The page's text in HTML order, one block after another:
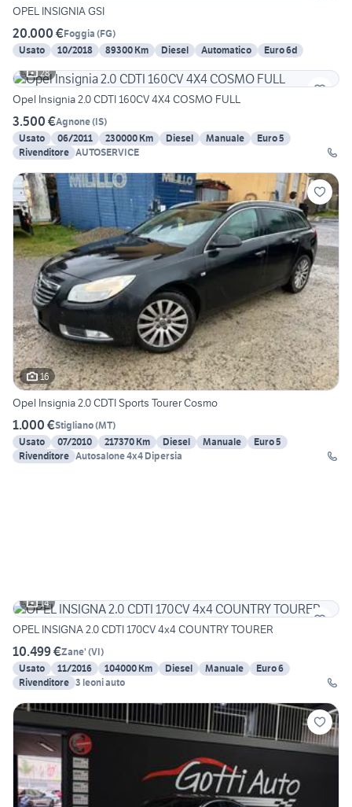
OPEL INSIGNIA GSI
20.000 €Foggia (FG)
Usato
10/2018 89300 Km Diesel Automatico
Euro 6d
28
Opel Insignia 2.0 CDTI 160CV 4X4 COSMO FULL
3.500 €Agnone(IS)
Usato
06/2011 230000 Km Diesel Manuale
Euro 5
Rivenditore AUTOSERVICE
16
Opel Insignia 2.0 CDTI Sports Tourer Cosmo
1.000 €Stigliano(MT)
Usato
07/2010 217370 Km Diesel Manuale
Euro 5
Rivenditore Autosalone 4x4 Dipersia
14
OPEL INSIGNA 2.0 CDTI 170CV 4x4 COUNTRY TOURER
10.499 €Zane' (VI)
Usato
11/2016 104000 Km Diesel Manuale
Euro 6
Rivenditore 3 leoni auto